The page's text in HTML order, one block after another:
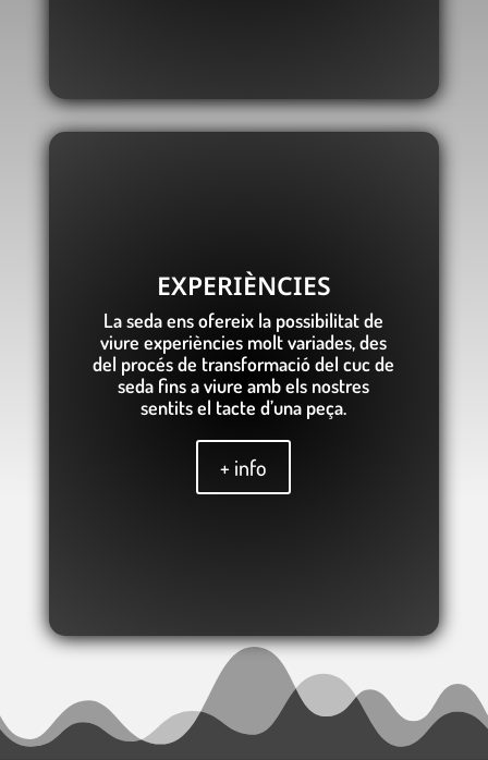
EXPERIÈNCIES
La seda ens ofereix la possibilitat de
viure experiències molt variades, des
del procés de transformació del cuc de
seda fins a viure amb els nostres
sentits el tacte d’una peça.
+ info